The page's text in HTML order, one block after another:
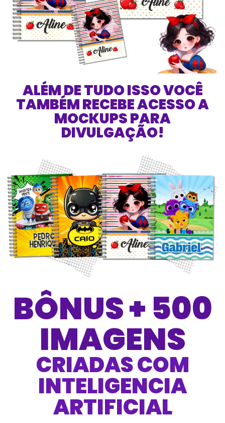
ALÉM DE TUDO ISSO VOCÊ
TAMBÉM RECEBE ACESSO A
MOCKUPS PARA
DIVULGAÇÃO!
BÔNUS + 500
IMAGENS
CRIADAS COM
INTELIGENCIA
ARTIFICIAL